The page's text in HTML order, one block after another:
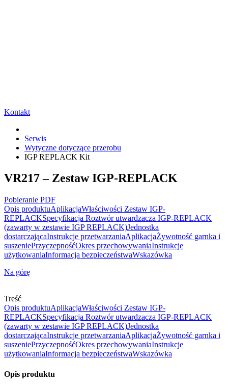
Kontakt
Serwis
Wytyczne dotyczące przerobu
IGP REPLACK Kit
VR217 – Zestaw IGP-REPLACK
Pobieranie PDF
Opis produktuAplikacjaWłaściwości Zestaw IGP-
REPLACKSpecyfikacja Roztwór utwardzacza IGP-REPLACK
(zawarty w zestawie IGP REPLACK)Jednostka
dostarczającaInstrukcje przetwarzaniaAplikacjaŻywotność garnka i
suszeniePrzyczepnośćOkres przechowywaniaInstrukcje
użytkowaniaInformacja bezpieczeństwaWskazówka
Na górę
Treść
Opis produktuAplikacjaWłaściwości Zestaw IGP-
REPLACKSpecyfikacja Roztwór utwardzacza IGP-REPLACK
(zawarty w zestawie IGP REPLACK)Jednostka
dostarczającaInstrukcje przetwarzaniaAplikacjaŻywotność garnka i
suszeniePrzyczepnośćOkres przechowywaniaInstrukcje
użytkowaniaInformacja bezpieczeństwaWskazówka
Opis produktu